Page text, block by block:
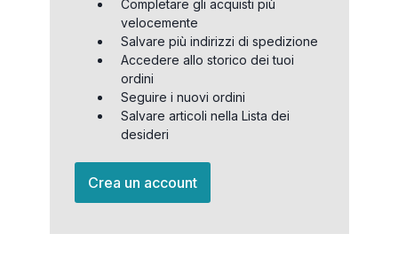
Completare gli acquisti più
velocemente
Salvare più indirizzi di spedizione
Accedere allo storico dei tuoi
ordini
Seguire i nuovi ordini
Salvare articoli nella Lista dei
desideri
Crea un account